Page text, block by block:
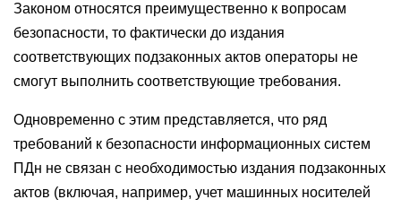
Законом относятся преимущественно к вопросам
безопасности, то фактически до издания
соответствующих подзаконных актов операторы не
смогут выполнить соответствующие требования.
Одновременно с этим представляется, что ряд
требований к безопасности информационных систем
ПДн не связан с необходимостью издания подзаконных
актов (включая, например, учет машинных носителей